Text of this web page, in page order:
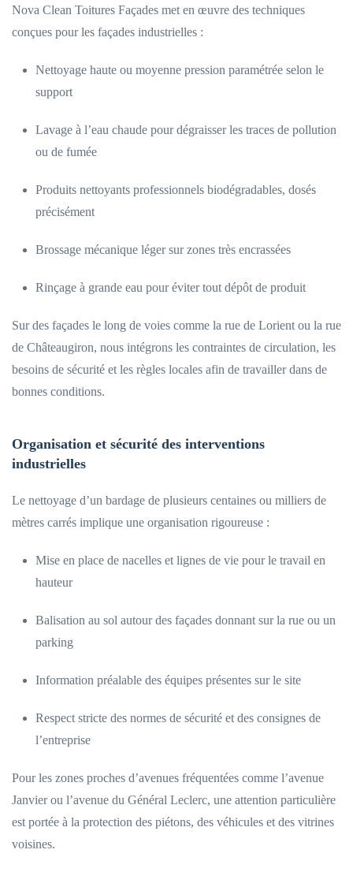
Nova Clean Toitures Façades met en œuvre des techniques
conçues pour les façades industrielles :
Nettoyage haute ou moyenne pression paramétrée selon le
support
Lavage à l’eau chaude pour dégraisser les traces de pollution
ou de fumée
Produits nettoyants professionnels biodégradables, dosés
précisément
Brossage mécanique léger sur zones très encrassées
Rinçage à grande eau pour éviter tout dépôt de produit
Sur des façades le long de voies comme la rue de Lorient ou la rue
de Châteaugiron, nous intégrons les contraintes de circulation, les
besoins de sécurité et les règles locales afin de travailler dans de
bonnes conditions.
Organisation et sécurité des interventions
industrielles
Le nettoyage d’un bardage de plusieurs centaines ou milliers de
mètres carrés implique une organisation rigoureuse :
Mise en place de nacelles et lignes de vie pour le travail en
hauteur
Balisation au sol autour des façades donnant sur la rue ou un
parking
Information préalable des équipes présentes sur le site
Respect stricte des normes de sécurité et des consignes de
l’entreprise
Pour les zones proches d’avenues fréquentées comme l’avenue
Janvier ou l’avenue du Général Leclerc, une attention particulière
est portée à la protection des piétons, des véhicules et des vitrines
voisines.